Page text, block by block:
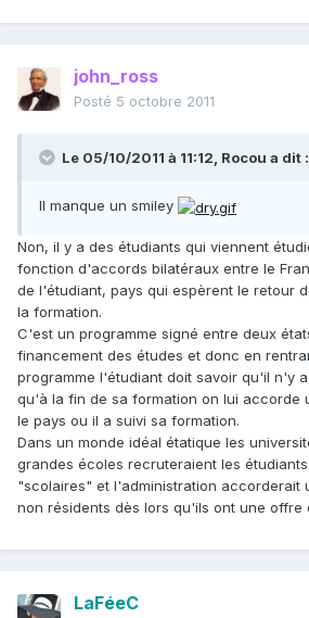
john_ross
Posté 5 octobre 2011
Le 05/10/2011 à 11:12, Rocou a dit :
Il manque un smiley
Non, il y a des étudiants qui viennent
fonction d'accords bilatéraux entre le
de l'étudiant, pays qui espèrent le retour
la formation.
C'est un programme signé entre deux
financement des études et donc en
programme l'étudiant doit savoir qu'il n'y
qu'à la fin de sa formation on lui accorde
le pays ou il a suivi sa formation.
Dans un monde idéal étatique les
grandes écoles recruteraient les
"scolaires" et l'administration accorderait
non résidents dès lors qu'ils ont une offre
LaFéeC